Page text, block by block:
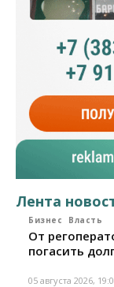
Лента
Бизнес Власть
От
погасить
05 августа 2026,